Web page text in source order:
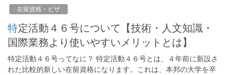
在留資格・ビザ
特定活動４６号について【技術・人文知識・
国際業務より使いやすいメリットとは】
特定活動４６号ってなに？ 特定活動４６号とは、４年前に新設さ
れた比較的新しい在留資格になります。これは、本邦の大学を卒